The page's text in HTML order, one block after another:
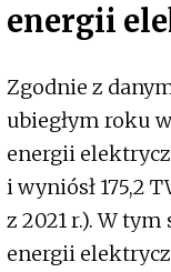
energii
Zgodnie z
ubiegłym roku
energii
i wyniósł 175,2
z 2021 r.). W
energii